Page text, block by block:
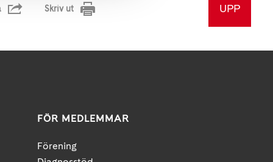
Skriv ut UPP
FÖR MEDLEMMAR
Förening